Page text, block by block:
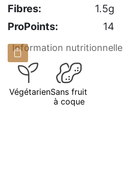
Fibres:
1.5g
ProPoints:
14
Information
VégétarienSans fruit
à coque